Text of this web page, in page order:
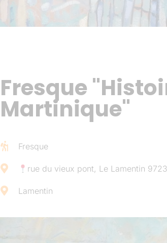
Fresque
Martinique"
Fresque
rue du vieux pont, Le Lamentin
Lamentin